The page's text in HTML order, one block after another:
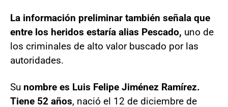
La información preliminar también señala que
entre los heridos estaría alias Pescado, uno de
los criminales de alto valor buscado por las
autoridades.
Su nombre es Luis Felipe Jiménez Ramírez.
Tiene 52 años, nació el 12 de diciembre de